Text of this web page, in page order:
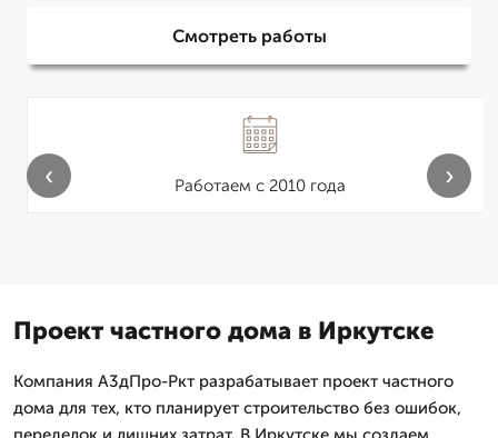
Смотреть работы
Работаем с 2010 года
‹ ›
Проект частного дома в Иркутске
Компания А3дПро-Ркт разрабатывает проект частного
дома для тех, кто планирует строительство без ошибок,